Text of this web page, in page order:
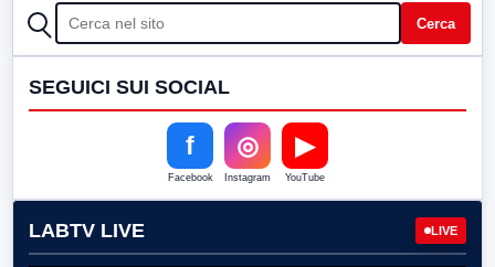
CERCA Cerca
SEGUICI SUI SOCIAL
f
Facebook
◎
Instagram
▶
YouTube
LABTV LIVE LIVE